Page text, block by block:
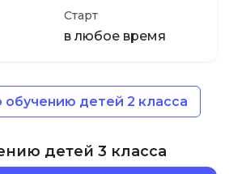
Старт
в любое время
обучению детей 2 класса
детей 3 класса